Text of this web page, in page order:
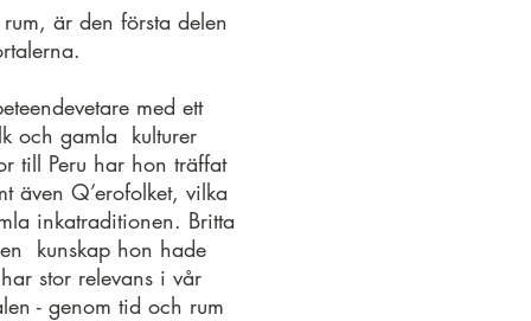
är den första delen
med ett
och gamla kulturer
till Peru har hon träffat
även Q’erofolket, vilka
inkatraditionen. Britta
kunskap hon hade
stor relevans i vår
- genom tid och rum